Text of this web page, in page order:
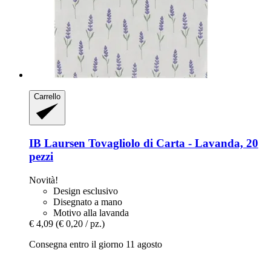
Carrello
IB Laursen Tovagliolo di Carta -​ Lavanda, 20
pezzi
Novità!
Design esclusivo
Disegnato a mano
Motivo alla lavanda
€ 4,09 (€ 0,20 / pz.)
Consegna entro il giorno 11 agosto